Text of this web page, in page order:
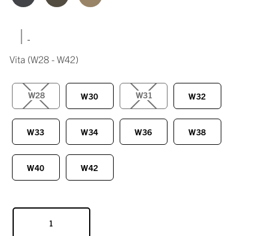
|
Vita (W28 - W42)
W28 W30 W31 W32
W33 W34 W36 W38
W40 W42